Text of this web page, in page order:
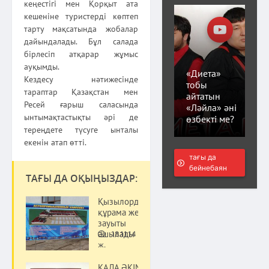
кеңестігі мен Қорқыт ата
кешеніне туристерді көптеп
тарту мақсатында жобалар
дайындалады. Бұл салада
бірлесіп атқарар жұмыс
ауқымды.
Кездесу нәтижесінде
тараптар Қазақстан мен
Ресей ғарыш саласында
ынтымақтастықты әрі де
тереңдете түсуге ынталы
екенін атап өтті.
ТАҒЫ ДА ОҚЫҢЫЗДАР:
Қызылордада
құрама жем
зауыты
ашылады
18.11.14
ж.
«Диета»
тобы
айтатын
«Ләйла» әні
өзбекті ме?
тағы да
бейнебаян